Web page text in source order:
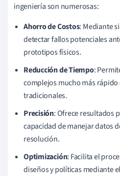
ingeniería son numerosas:
Ahorro de Costos: Mediante
detectar fallos potenciales
prototipos físicos.
Reducción de Tiempo:
complejos mucho más
tradicionales.
Precisión: Ofrece resultados
capacidad de manejar datos
resolución.
Optimización: Facilita el
diseños y políticas mediante